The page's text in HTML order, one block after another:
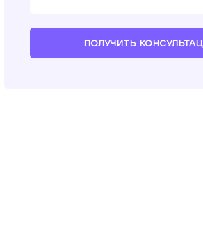
ПОЛУЧИТЬ